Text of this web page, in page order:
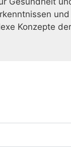
Konzepte